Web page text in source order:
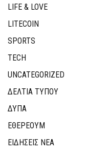
LIFE & LOVE
LITECOIN
SPORTS
TECH
UNCATEGORIZED
ΔΕΛΤΙΑ ΤΥΠΟΥ
ΔΥΠΑ
ΕΘΈΡΕΟΥΜ
ΕΙΔΗΣΕΙΣ ΝΕΑ